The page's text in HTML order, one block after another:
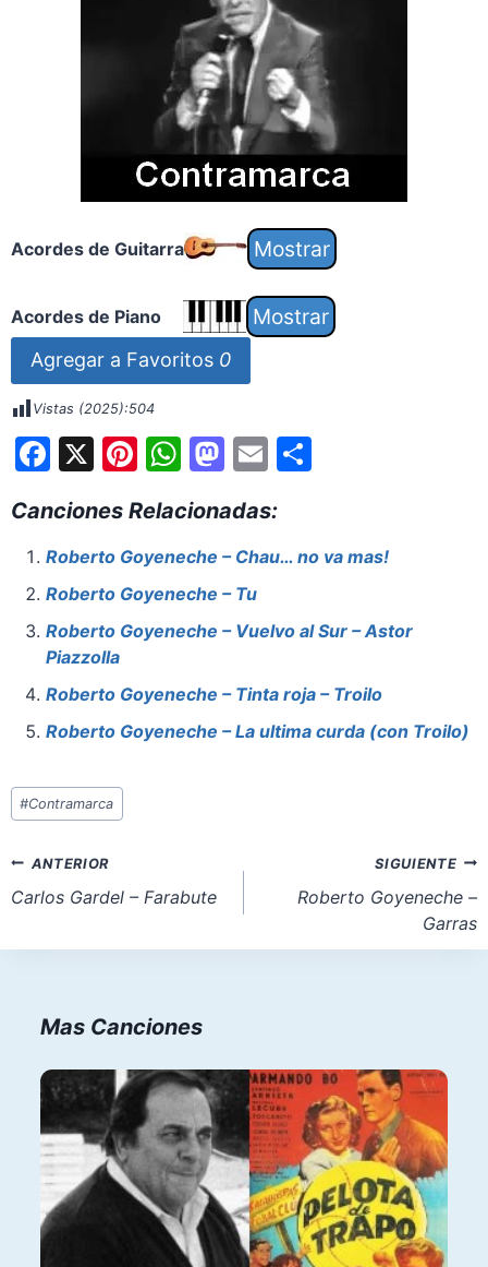
Acordes de Guitarra
Acordes de Piano
Agregar a Favoritos 0
Vistas (2025):504
F
c
e
b
o
o
k
X Pi
er
e
st
W
at
s
A
p
M
st
o
d
o
E
ai
l
S
e
Canciones Relacionadas:
Roberto Goyeneche – Chau… no va mas!
Roberto Goyeneche – Tu
Roberto Goyeneche – Vuelvo al Sur – Astor
Piazzolla
Roberto Goyeneche – Tinta roja – Troilo
Roberto Goyeneche – La ultima curda (con Troilo)
Etiquetas
de
entrada:
#Contramarca
Navegación
de
ANTERIOR
Carlos Gardel – Farabute
SIGUIENTE
Roberto Goyeneche –
Garras
Mas Canciones